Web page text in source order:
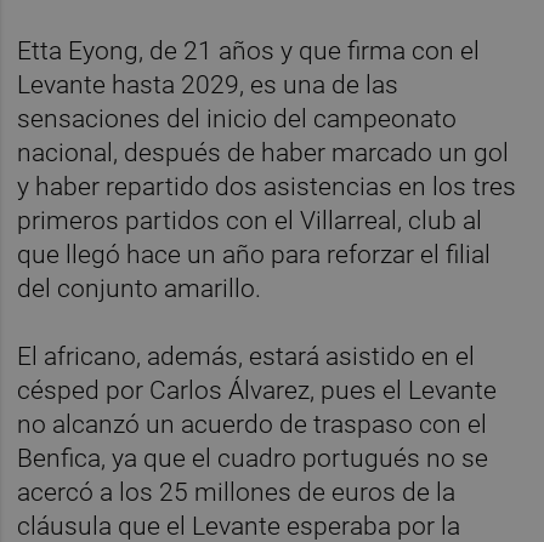
Etta Eyong, de 21 años y que firma con el
Levante hasta 2029, es una de las
sensaciones del inicio del campeonato
nacional, después de haber marcado un gol
y haber repartido dos asistencias en los tres
primeros partidos con el Villarreal, club al
que llegó hace un año para reforzar el filial
del conjunto amarillo.
El africano, además, estará asistido en el
césped por Carlos Álvarez, pues el Levante
no alcanzó un acuerdo de traspaso con el
Benfica, ya que el cuadro portugués no se
acercó a los 25 millones de euros de la
cláusula que el Levante esperaba por la